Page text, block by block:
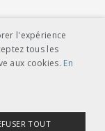
l'expérience
tous les
aux cookies. En
TOUT